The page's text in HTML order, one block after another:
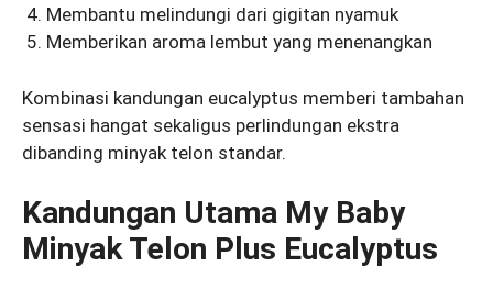
Membantu melindungi dari gigitan nyamuk
Memberikan aroma lembut yang menenangkan
Kombinasi kandungan eucalyptus memberi tambahan
sensasi hangat sekaligus perlindungan ekstra
dibanding minyak telon standar.
Kandungan Utama My Baby
Minyak Telon Plus Eucalyptus